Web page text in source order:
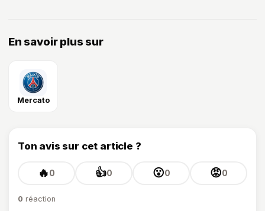
En savoir plus sur
Mercato
Ton avis sur cet article ?
🔥0 👍0 😮0 😡0
0 réaction